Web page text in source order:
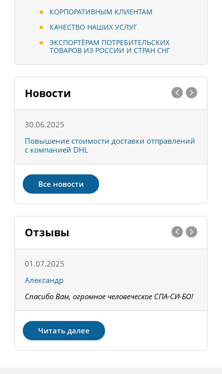
КОРПОРАТИВНЫМ КЛИЕНТАМ
КАЧЕСТВО НАШИХ УСЛУГ
ЭКСПОРТЁРАМ ПОТРЕБИТЕЛЬСКИХ
ТОВАРОВ ИЗ РОССИИ И СТРАН СНГ
Новости
30.06.2025
Повышение стоимости доставки отправлений
с компанией DHL
Все новости
Отзывы
01.07.2025
Александр
Спасибо Вам, огромное человеческое СПА-СИ-БО!
Читать далее